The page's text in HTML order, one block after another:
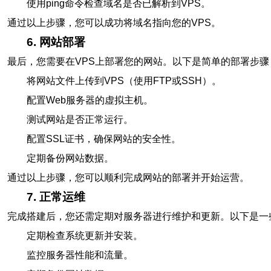
使用ping命令检查域名是否已解析到VPS。
通过以上步骤，您可以成功将域名指向您的VPS。
6. 网站部署
最后，您需要在VPS上部署您的网站。以下是简单的部署步骤
将网站文件上传到VPS（使用FTP或SSH）。
配置Web服务器的虚拟主机。
测试网站是否正常运行。
配置SSL证书，确保网站的安全性。
定期备份网站数据。
通过以上步骤，您可以顺利完成网站的部署并开始运营。
7. 正常运维
完成搭建后，您还需定期对服务器进行维护和更新。以下是一
定期检查系统更新并安装。
监控服务器性能和流量。